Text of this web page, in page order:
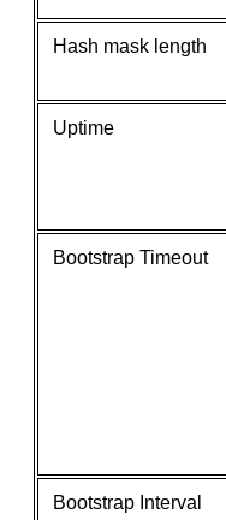
Hash mask length
Uptime
Bootstrap Timeout
Bootstrap Interval